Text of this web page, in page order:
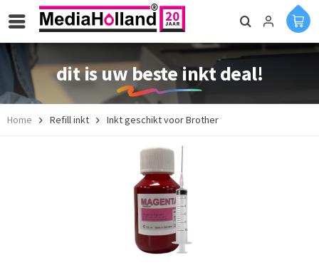
dit is uw beste inkt deal!
Home Refill inkt Inkt geschikt voor Brother